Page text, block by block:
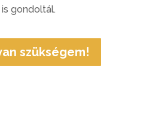
gondoltál.
szükségem!